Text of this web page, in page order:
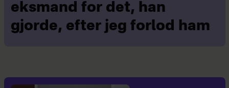
eksmand for det, han
gjorde, efter jeg forlod ham